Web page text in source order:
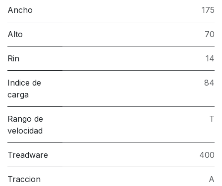
Ancho 175
Alto 70
Rin 14
Indice de
carga
84
Rango de
velocidad
T
Treadware 400
Traccion A